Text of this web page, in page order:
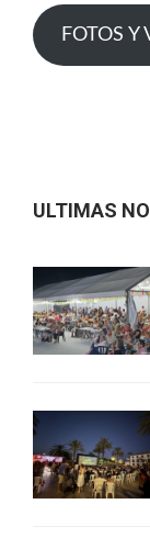
FOTOS Y
ULTIMAS